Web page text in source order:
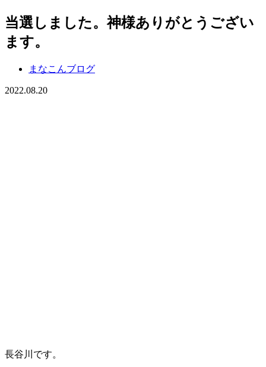
当選しました。神様ありがとうござい
ます。
まなこんブログ
2022.08.20
長谷川です。